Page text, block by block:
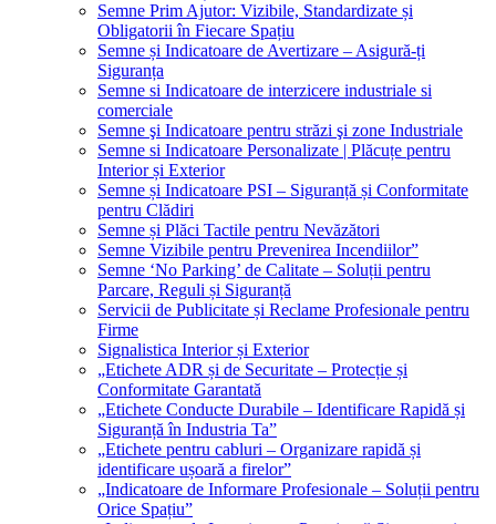
Semne Prim Ajutor: Vizibile, Standardizate și
Obligatorii în Fiecare Spațiu
Semne și Indicatoare de Avertizare – Asigură-ți
Siguranța
Semne si Indicatoare de interzicere industriale si
comerciale
Semne şi Indicatoare pentru străzi şi zone Industriale
Semne si Indicatoare Personalizate | Plăcuțe pentru
Interior și Exterior
Semne și Indicatoare PSI – Siguranță și Conformitate
pentru Clădiri
Semne și Plăci Tactile pentru Nevăzători
Semne Vizibile pentru Prevenirea Incendiilor”
Semne ‘No Parking’ de Calitate – Soluții pentru
Parcare, Reguli și Siguranță
Servicii de Publicitate și Reclame Profesionale pentru
Firme
Signalistica Interior și Exterior
„Etichete ADR și de Securitate – Protecție și
Conformitate Garantată
„Etichete Conducte Durabile – Identificare Rapidă și
Siguranță în Industria Ta”
„Etichete pentru cabluri – Organizare rapidă și
identificare ușoară a firelor”
„Indicatoare de Informare Profesionale – Soluții pentru
Orice Spațiu”